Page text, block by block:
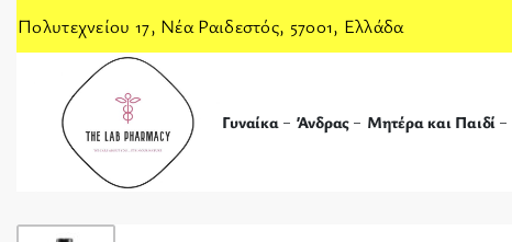
Πολυτεχνείου 17, Νέα Ραιδεστός, 57001, Ελλάδα
Γυναίκα Άνδρας Μητέρα και Παιδί